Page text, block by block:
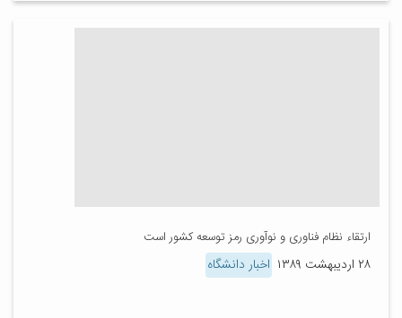
ارتقاء نظام فناوری و نوآوری رمز توسعه کشور است
۲۸ اردیبهشت ۱۳۸۹ اخبار دانشگاه